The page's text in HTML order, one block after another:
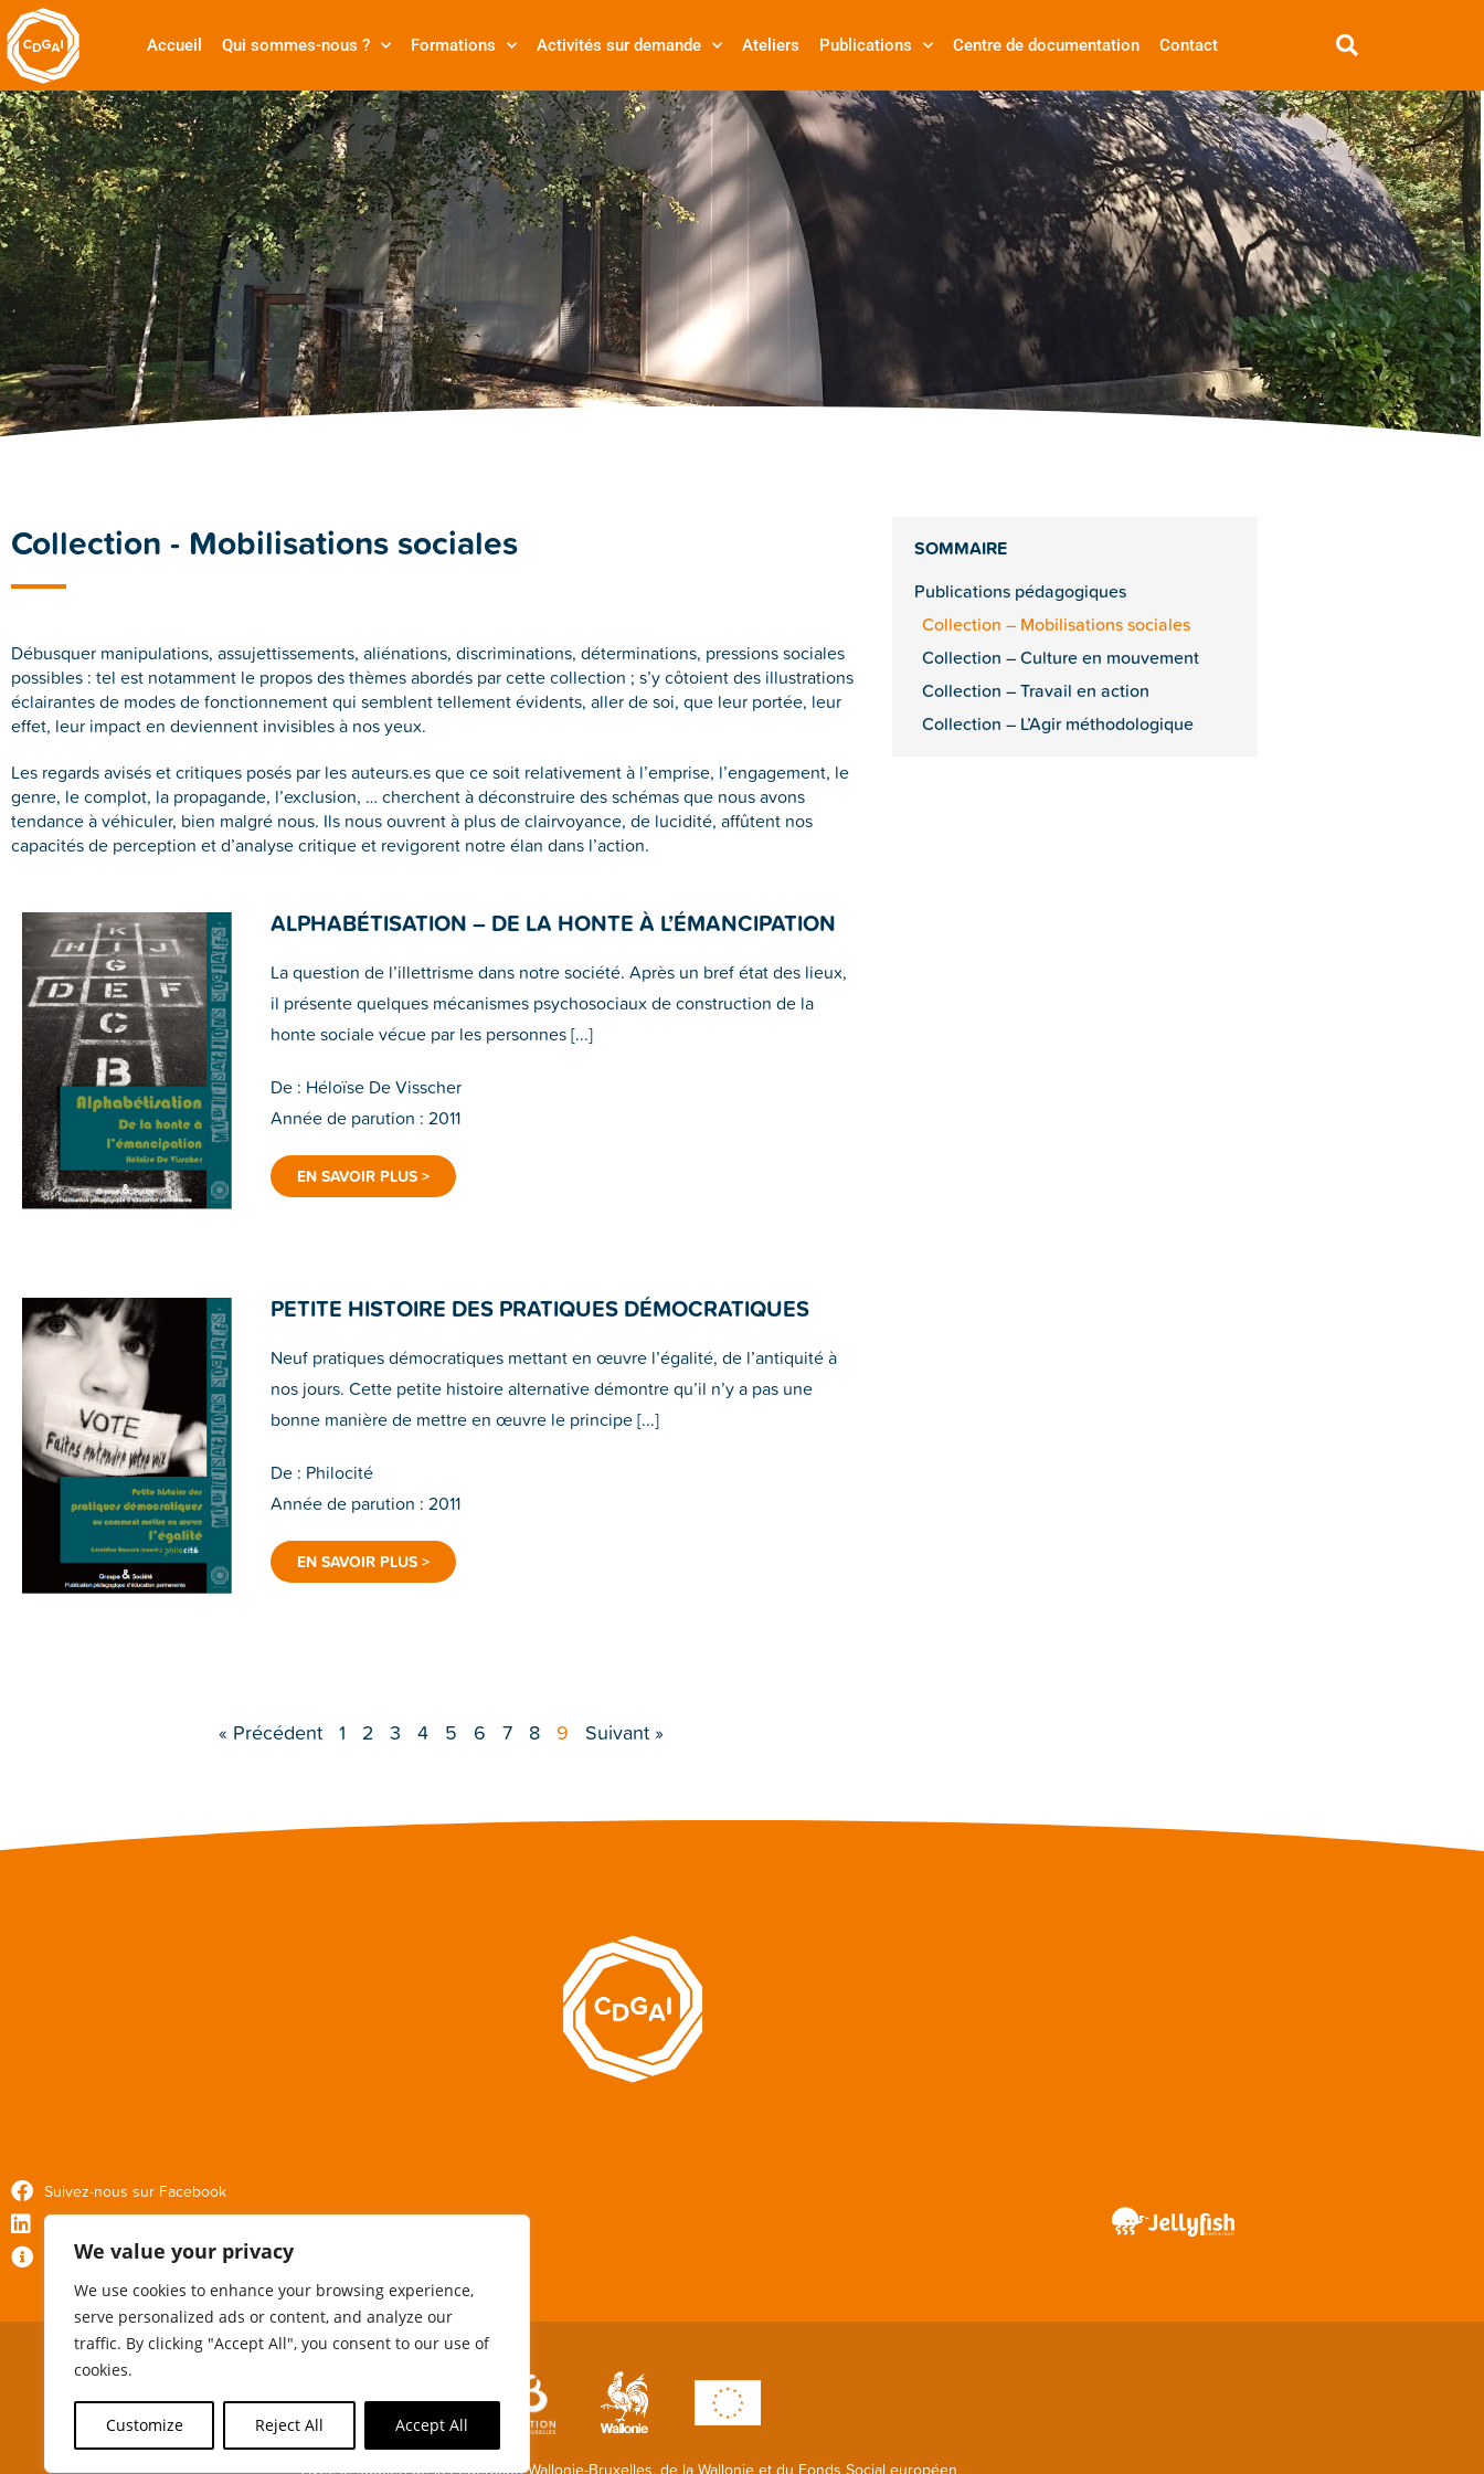
We value your privacy
We use cookies to enhance your browsing experience,
serve personalized ads or content, and analyze our
traffic. By clicking "Accept All", you consent to our use of
cookies.
Customize Reject All Accept All
Accueil Qui sommes-nous ? Formations Activités sur demande Ateliers Publications Centre de documentation Contact
Collection - Mobilisations sociales
Débusquer manipulations, assujettissements, aliénations, discriminations, déterminations, pressions sociales
possibles : tel est notamment le propos des thèmes abordés par cette collection ; s’y côtoient des illustrations
éclairantes de modes de fonctionnement qui semblent tellement évidents, aller de soi, que leur portée, leur
effet, leur impact en deviennent invisibles à nos yeux.
Les regards avisés et critiques posés par les auteurs.es que ce soit relativement à l’emprise, l’engagement, le
genre, le complot, la propagande, l’exclusion, … cherchent à déconstruire des schémas que nous avons
tendance à véhiculer, bien malgré nous. Ils nous ouvrent à plus de clairvoyance, de lucidité, affûtent nos
capacités de perception et d’analyse critique et revigorent notre élan dans l’action.
ALPHABÉTISATION – DE LA HONTE À L’ÉMANCIPATION
La question de l’illettrisme dans notre société. Après un bref état des lieux,
il présente quelques mécanismes psychosociaux de construction de la
honte sociale vécue par les personnes [...]
De : Héloïse De Visscher
Année de parution : 2011
EN SAVOIR PLUS >
PETITE HISTOIRE DES PRATIQUES DÉMOCRATIQUES
Neuf pratiques démocratiques mettant en œuvre l’égalité, de l’antiquité à
nos jours. Cette petite histoire alternative démontre qu’il n’y a pas une
bonne manière de mettre en œuvre le principe [...]
De : Philocité
Année de parution : 2011
EN SAVOIR PLUS >
« Précédent 1 2 3 4 5 6 7 8 9 Suivant »
SOMMAIRE
Publications pédagogiques
Collection – Mobilisations sociales
Collection – Culture en mouvement
Collection – Travail en action
Collection – L’Agir méthodologique
Suivez-nous sur Facebook
Suivez-nous sur Linkedin
Politique de confidentialité
Avec le soutien de la Fédération Wallonie-Bruxelles, de la Wallonie et du Fonds Social européen